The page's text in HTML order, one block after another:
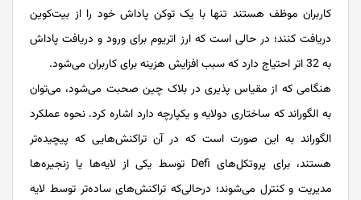
کاربران موظف هستند تنها با یک توکن پاداش خود را از بیت‌کوین
دریافت کنند؛ در حالی است که ارز اتریوم برای ورود و دریافت پاداش
به 32 اتر احتیاج دارد که سبب افزایش هزینه برای کاربران می‌شود.
هنگامی که از مقیاس پذیری در بلاک چین صحبت می‌شود، می‌توان
به الگوراند که ساختاری دولایه و یکپارچه دارد اشاره کرد. نحوه عملکرد
الگوراند به این صورت است که در آن تراکنش‌هایی که پیچیده‌تر
هستند، برای پروتکل‌های Defi توسط یکی از لایه‌ها یا زنجیره‌ها
مدیریت و کنترل می‌شوند؛ درحالی‌که تراکنش‌های ساده‌تر توسط لایه